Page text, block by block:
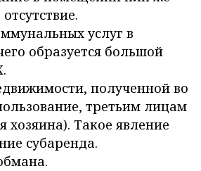
услуг в
образуется большой
полученной во
третьим лицам
хозяина). Такое явление
субаренда.